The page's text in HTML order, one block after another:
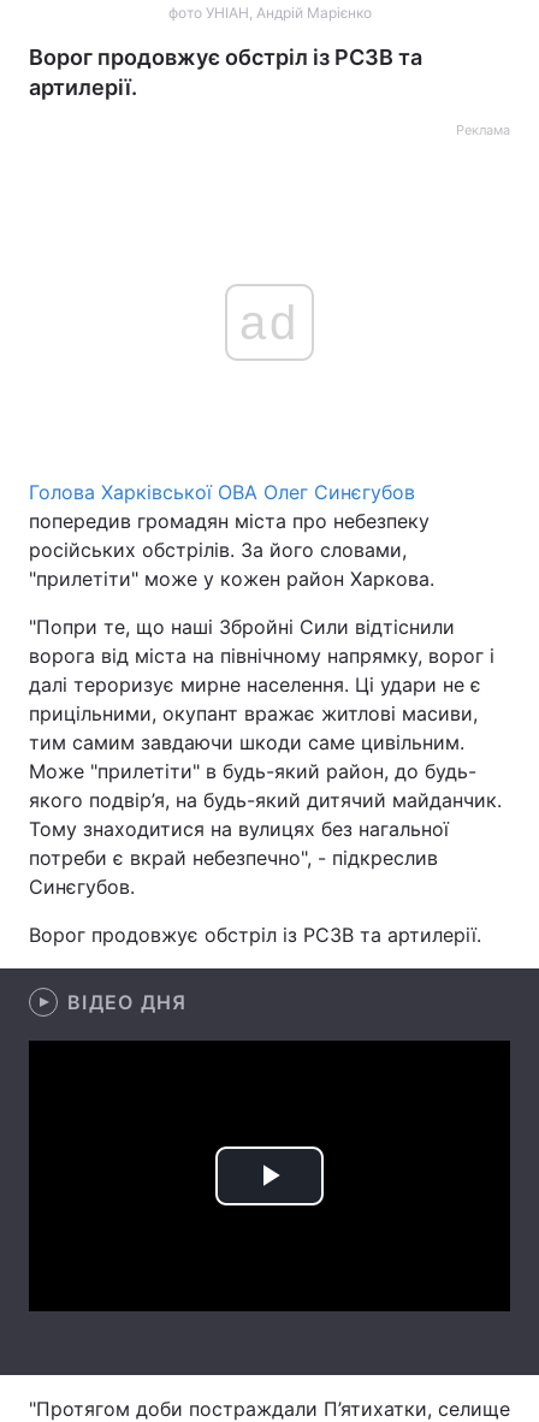
Головна Війна
Україна Політика
Економіка Світ
Спорт Наука
Техно і зв'язок
Зброя Інциденти
Здоров'я Туризм
Цікавинки
Екологія Регіони
Лонгріди
фото УНІАН, Андрій Марієнко
Ворог продовжує обстріл із РСЗВ та
артилерії.
Реклама
ad
Голова Харківської ОВА Олег Синєгубов
попередив громадян міста про небезпеку
російських обстрілів. За його словами,
"прилетіти" може у кожен район Харкова.
"Попри те, що наші Збройні Сили відтіснили
ворога від міста на північному напрямку, ворог і
далі тероризує мирне населення. Ці удари не є
прицільними, окупант вражає житлові масиви,
тим самим завдаючи шкоди саме цивільним.
Може "прилетіти" в будь-який район, до будь-
якого подвір’я, на будь-який дитячий майданчик.
Тому знаходитися на вулицях без нагальної
потреби є вкрай небезпечно", - підкреслив
Синєгубов.
Ворог продовжує обстріл із РСЗВ та артилерії.
ВІДЕО ДНЯ
Play
"Протягом доби постраждали П’ятихатки, селище